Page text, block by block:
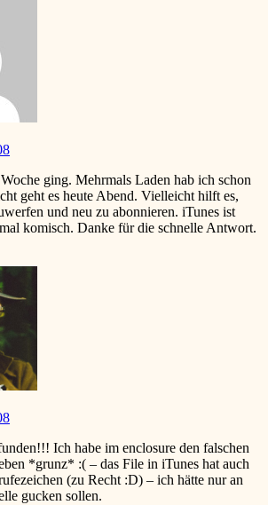
ging. Mehrmals Laden hab ich schon
geht es heute Abend. Vielleicht hilft es,
und neu zu abonnieren. iTunes ist
komisch. Danke für die schnelle Antwort.
Ich habe im enclosure den falschen
*grunz* :( – das File in iTunes hat auch
(zu Recht :D) – ich hätte nur an
gucken sollen.